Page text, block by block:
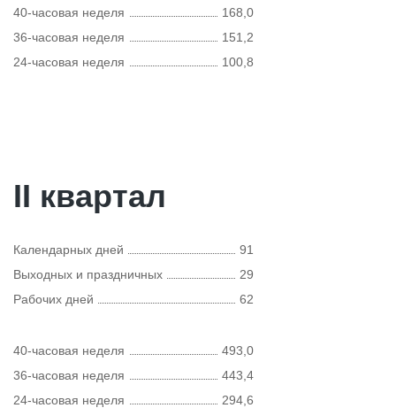
40-часовая неделя
168,0
36-часовая неделя
151,2
24-часовая неделя
100,8
II квартал
Календарных дней
91
Выходных и праздничных
29
Рабочих дней
62
40-часовая неделя
493,0
36-часовая неделя
443,4
24-часовая неделя
294,6